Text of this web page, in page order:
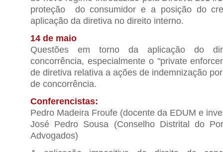
proteção do consumidor e a posição do
aplicação da diretiva no direito interno.
14 de maio
Questões em torno da aplicação do
concorrência, especialmente o "private
de diretiva relativa a ações de indemnização
de concorrência.
Conferencistas:
Pedro Madeira Froufe (docente da EDUM e
José Pedro Sousa (Conselho Distrital do
Advogados)